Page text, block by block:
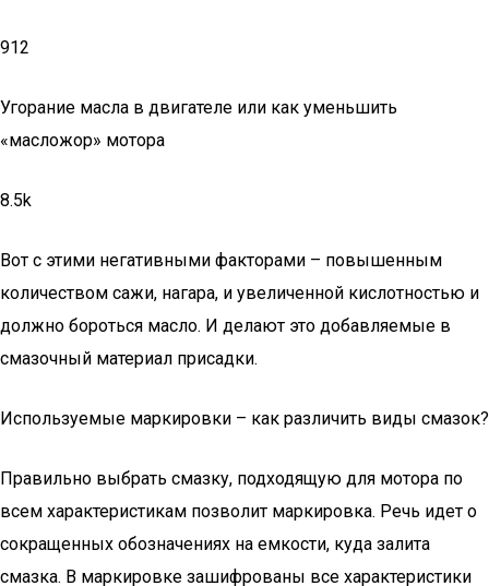
912
Угорание масла в двигателе или как уменьшить
«масложор» мотора
8.5k
Вот с этими негативными факторами – повышенным
количеством сажи, нагара, и увеличенной кислотностью и
должно бороться масло. И делают это добавляемые в
смазочный материал присадки.
Используемые маркировки – как различить виды смазок?
Правильно выбрать смазку, подходящую для мотора по
всем характеристикам позволит маркировка. Речь идет о
сокращенных обозначениях на емкости, куда залита
смазка. В маркировке зашифрованы все характеристики